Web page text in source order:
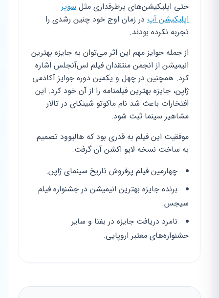
حتی اپلیکیشن‌های پرطرفداری مثل سوپر
اپلیکیشن آپ در زمان اوج خود چنین رشدی را
تجربه نکرده بودند.
از جمله جوایز مهم این اثر می‌توان به جایزه بهترین
انیمیشن از انجمن منتقدان فیلم لس‌آنجلس اشاره
کرد. همچنین در چهل و یکمین دوره جوایز آکادمی
ژاپن، جایزه بهترین فیلمنامه را از آن خود کرد. این
افتخارات باعث شد نام ماکوتو شینکای در تالار
مشاهیر سینما ثبت شود.
موفقیت این فیلم به قدری بود که هالیوود تصمیم
به ساخت نسخه لایو اکشن آن گرفت.
چهارمین فیلم پرفروش تاریخ سینمای ژاپن.
برنده جایزه بهترین انیمیشن در جشنواره فیلم
سیجس.
نامزد دریافت جایزه در بفتا و سایر
جشنواره‌های معتبر اروپایی.